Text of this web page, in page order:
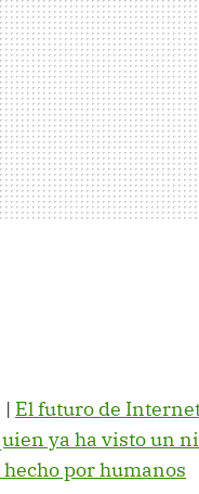
| El futuro de
ya ha visto un
por humanos